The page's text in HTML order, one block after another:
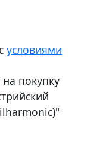
условиями
покупку